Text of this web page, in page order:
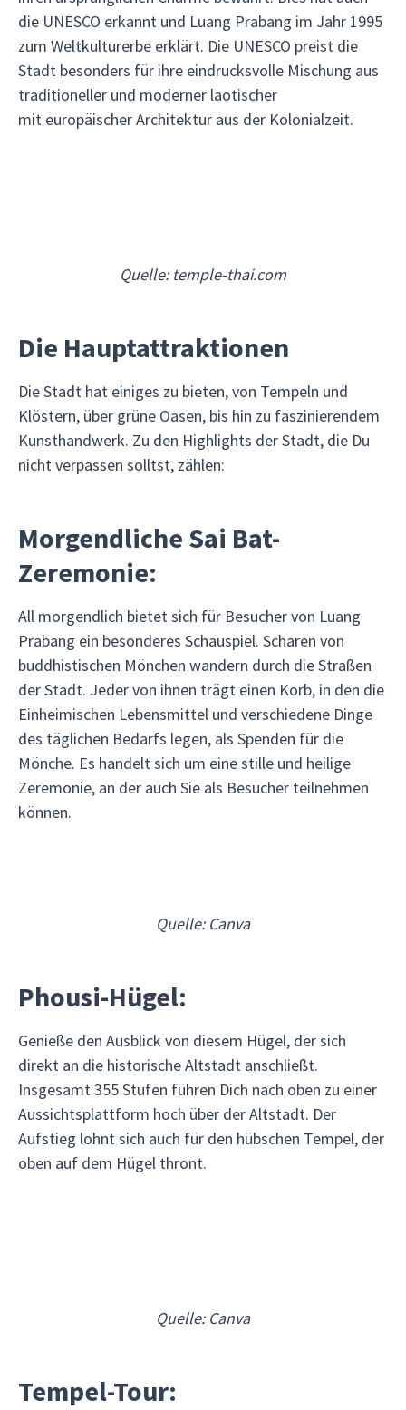
die UNESCO erkannt und Luang Prabang im Jahr 1995
zum Weltkulturerbe erklärt. Die UNESCO preist die
Stadt besonders für ihre eindrucksvolle Mischung aus
traditioneller und moderner laotischer
mit europäischer Architektur aus der Kolonialzeit.
Quelle: temple-thai.com
Die Hauptattraktionen
Die Stadt hat einiges zu bieten, von Tempeln und
Klöstern, über grüne Oasen, bis hin zu faszinierendem
Kunsthandwerk. Zu den Highlights der Stadt, die Du
nicht verpassen solltst, zählen:
Morgendliche Sai Bat-
Zeremonie:
All morgendlich bietet sich für Besucher von Luang
Prabang ein besonderes Schauspiel. Scharen von
buddhistischen Mönchen wandern durch die Straßen
der Stadt. Jeder von ihnen trägt einen Korb, in den die
Einheimischen Lebensmittel und verschiedene Dinge
des täglichen Bedarfs legen, als Spenden für die
Mönche. Es handelt sich um eine stille und heilige
Zeremonie, an der auch Sie als Besucher teilnehmen
können.
Quelle: Canva
Phousi-Hügel:
Genieße den Ausblick von diesem Hügel, der sich
direkt an die historische Altstadt anschließt.
Insgesamt 355 Stufen führen Dich nach oben zu einer
Aussichtsplattform hoch über der Altstadt. Der
Aufstieg lohnt sich auch für den hübschen Tempel, der
oben auf dem Hügel thront.
Quelle: Canva
Tempel-Tour: